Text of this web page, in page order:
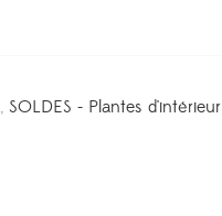
,SOLDES - Plantes d'intérieur